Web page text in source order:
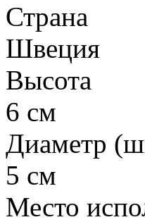
Страна
Швеция
Высота
6 см
Диаметр
5 см
Место